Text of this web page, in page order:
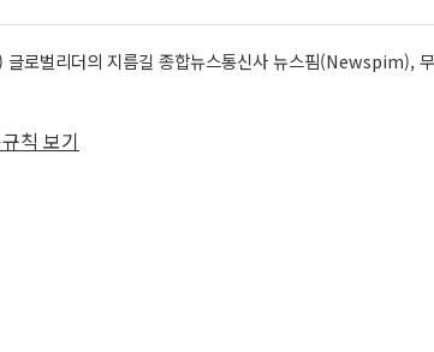
글로벌리더의 지름길 종합뉴스통신사 뉴스핌(Newspim),
칙 보기